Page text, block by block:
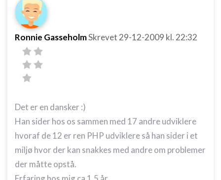
Ronnie GasseholmSkrevet 29-12-2009 kl. 22:32
Det er en dansker :)
Han sider hos os sammen med 17 andre udviklere
hvoraf de 12 er ren PHP udviklere så han sider i et
miljø hvor der kan snakkes med andre om problemer
der måtte opstå.